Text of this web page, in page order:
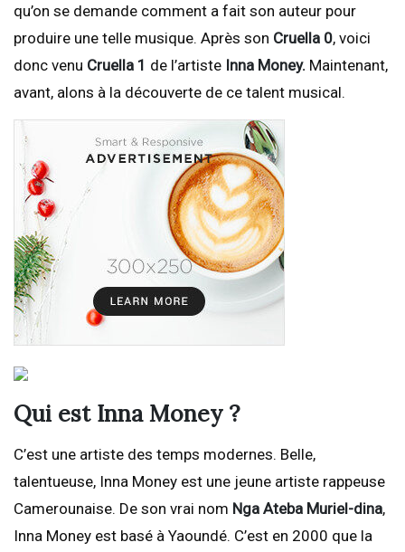
qu’on se demande comment a fait son auteur pour
produire une telle musique. Après son Cruella 0, voici
donc venu Cruella 1 de l’artiste Inna Money. Maintenant,
avant, alons à la découverte de ce talent musical.
Qui est Inna Money ?
C’est une artiste des temps modernes. Belle,
talentueuse, Inna Money est une jeune artiste rappeuse
Camerounaise. De son vrai nom Nga Ateba Muriel-dina,
Inna Money est basé à Yaoundé. C’est en 2000 que la